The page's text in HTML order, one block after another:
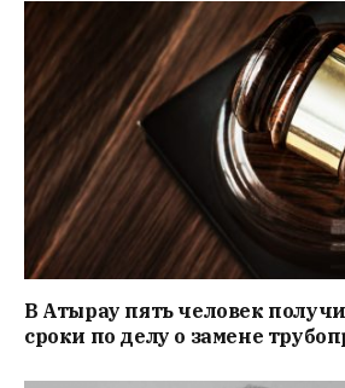
В Атырау пять человек
сроки по делу о замене